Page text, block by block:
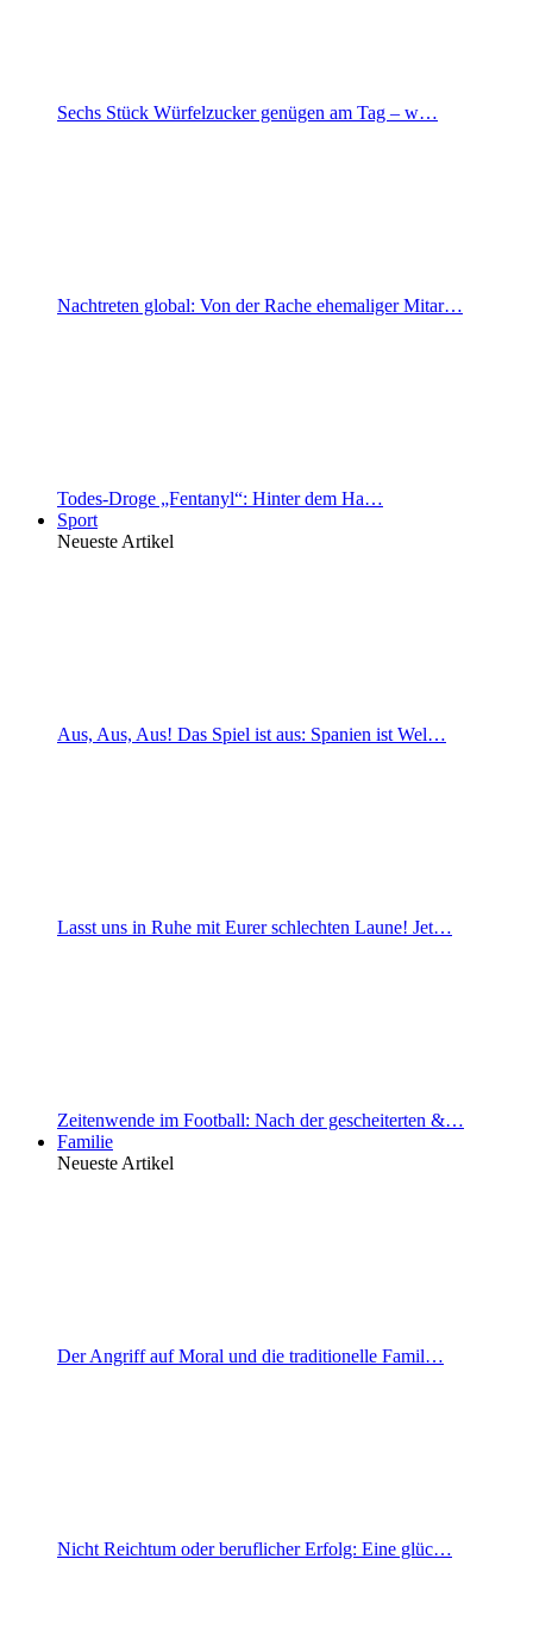
Sechs Stück Würfelzucker genügen am Tag – w…
Nachtreten global: Von der Rache ehemaliger Mitar…
Todes-Droge „Fentanyl“: Hinter dem Ha…
Sport
Neueste Artikel
Aus, Aus, Aus! Das Spiel ist aus: Spanien ist Wel…
Lasst uns in Ruhe mit Eurer schlechten Laune! Jet…
Zeitenwende im Football: Nach der gescheiterten &…
Familie
Neueste Artikel
Der Angriff auf Moral und die traditionelle Famil…
Nicht Reichtum oder beruflicher Erfolg: Eine glüc…